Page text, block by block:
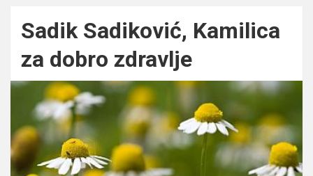
Sadik Sadiković, Kamilica
za dobro zdravlje